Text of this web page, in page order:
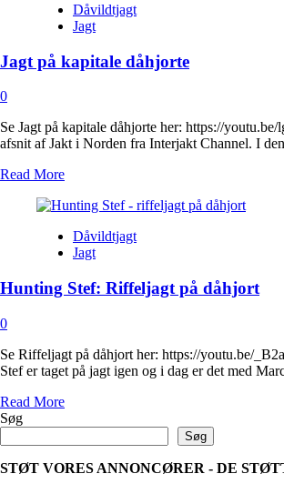
Dåvildtjagt
Jagt
Jagt på kapitale dåhjorte
0
Se Jagt på kapitale dåhjorte her: https://
afsnit af Jakt i Norden fra Interjakt Channel. I
Read MoreRead
about
på
kapitale
Dåvildtjagt
Jagt
Hunting Stef: Riffeljagt på dåhjort
0
Se Riffeljagt på dåhjort her: https://youtu.be/
Stef er taget på jagt igen og i dag er det med
Read MoreRead
Hunting
Stef:
Søg
Søg
STØT VORES ANNONCØRER - DE